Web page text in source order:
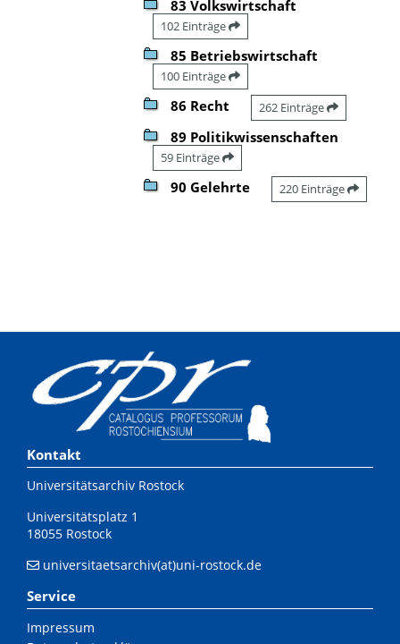
83 Volkswirtschaft
102 Einträge
85 Betriebswirtschaft
100 Einträge
86 Recht 262 Einträge
89 Politikwissenschaften
59 Einträge
90 Gelehrte 220 Einträge
Kontakt
Universitätsarchiv Rostock
Universitätsplatz 1
18055 Rostock
universitaetsarchiv(at)uni-rostock.de
Service
Impressum